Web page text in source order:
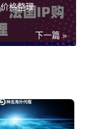
几个硬指标
，怎么判断哪
一个服务商如
地区的可能就
格整理
下一篇 »